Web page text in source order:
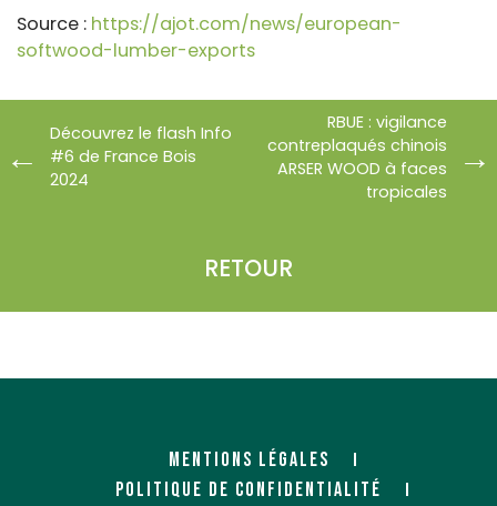
Source : https://ajot.com/news/european-
softwood-lumber-exports
Découvrez le flash Info
#6 de France Bois
2024
RETOUR
RBUE : vigilance
contreplaqués chinois
ARSER WOOD à faces
tropicales
MENTIONS LÉGALES
POLITIQUE DE CONFIDENTIALITÉ